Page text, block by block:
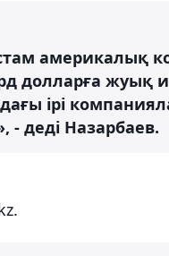
америкалық
долларға жуық
ірі
- деді Назарбаев.